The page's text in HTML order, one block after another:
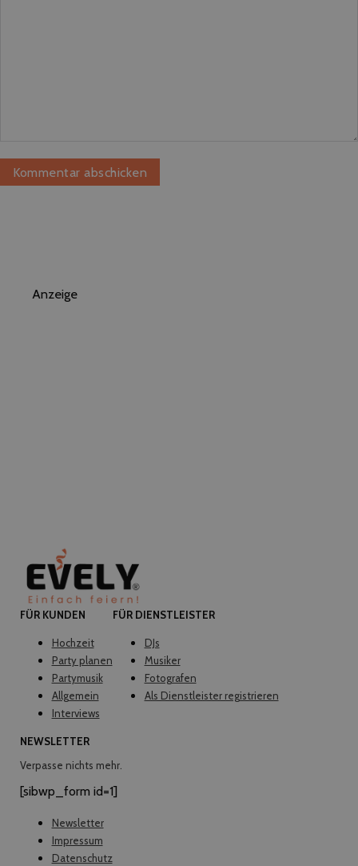
Anzeige
FÜR KUNDEN
Hochzeit
Party planen
Partymusik
Allgemein
Interviews
FÜR DIENSTLEISTER
DJs
Musiker
Fotografen
Als Dienstleister registrieren
NEWSLETTER
Verpasse nichts mehr.
[sibwp_form id=1]
Newsletter
Impressum
Datenschutz